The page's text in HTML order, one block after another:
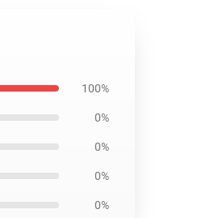
100%
0%
0%
0%
0%